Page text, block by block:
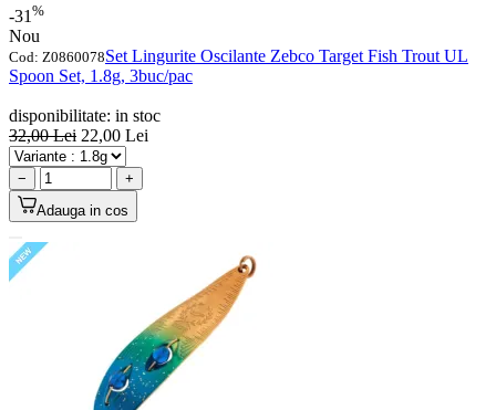
-31 %
Nou
Cod: Z0860078Set Lingurite Oscilante Zebco Target Fish Trout UL
Spoon Set, 1.8g, 3buc/pac
disponibilitate: in stoc
32,00 Lei 22,00 Lei
−
+
Adauga in cos